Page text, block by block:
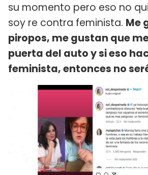
su momento pero eso no
soy re contra feminista. Me
piropos, me gustan que
puerta del auto y si eso
feminista, entonces no